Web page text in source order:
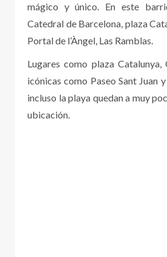
mágico y único. En este
Catedral de Barcelona, plaza
Portal de l’Àngel, Las Ramblas.
Lugares como plaza Catalunya,
icónicas como Paseo Sant Juan
incluso la playa quedan a muy
ubicación.